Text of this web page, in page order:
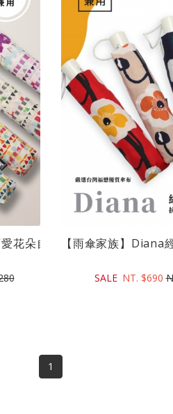
花朵自動開收折傘(21吋)｜台...
【雨傘家族】Diana
SALE NT. $690
1